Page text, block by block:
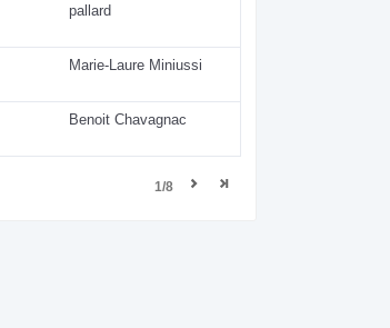
pallard
Marie-Laure Miniussi
Benoit Chavagnac
1/8